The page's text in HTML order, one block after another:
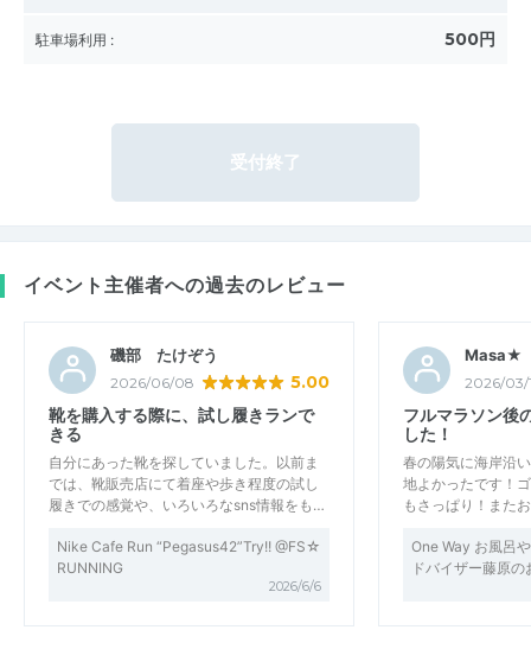
駐車場利用 : 500円
受付終了
イベント主催者への過去のレビュー
磯部 たけぞう
2026/06/08 5.00
靴を購入する際に、試し履きランで
きる
自分にあった靴を探していました。以前ま
では、靴販売店にて着座や歩き程度の試し
履きでの感覚や、いろいろなsns情報をも…
Nike Cafe Run “Pegasus42”Try!! @FS☆
RUNNING
2026/6/6
Masa★
2026/03/
フルマラソン後
した！
春の陽気に海岸沿
地よかったです！
もさっぱり！また
One Way お風呂
ドバイザー藤原